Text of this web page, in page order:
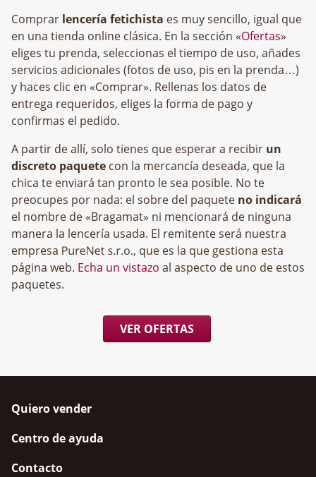
Comprar lencería fetichista es muy sencillo, igual que
en una tienda online clásica. En la sección «Ofertas»
eliges tu prenda, seleccionas el tiempo de uso, añades
servicios adicionales (fotos de uso, pis en la prenda…)
y haces clic en «Comprar». Rellenas los datos de
entrega requeridos, eliges la forma de pago y
confirmas el pedido.
A partir de allí, solo tienes que esperar a recibir un
discreto paquete con la mercancía deseada, que la
chica te enviará tan pronto le sea posible. No te
preocupes por nada: el sobre del paquete no indicará
el nombre de «Bragamat» ni mencionará de ninguna
manera la lencería usada. El remitente será nuestra
empresa
, que es la que gestiona esta
página web. Echa un vistazo al aspecto de uno de estos
paquetes.
VER OFERTAS
Quiero vender
Centro de ayuda
Contacto